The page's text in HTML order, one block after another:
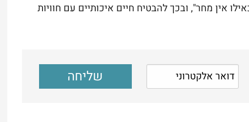
אין מחר", ובכך להבטיח חיים איכותיים עם חוויות